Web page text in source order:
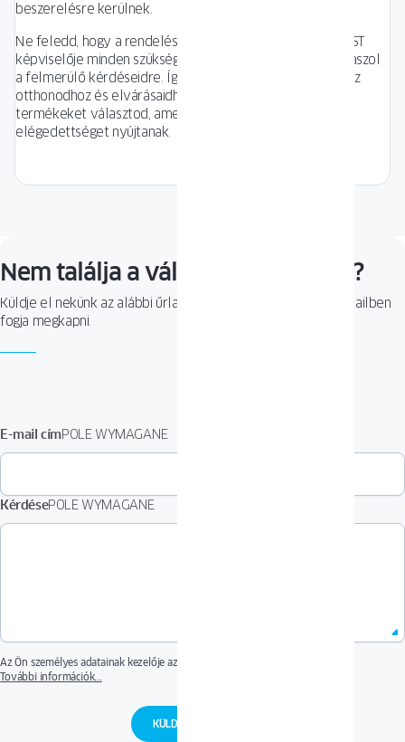
beszerelésre kerülnek.
Ne feledd, hogy a rendelési folyamat során az OKNOPLAST
képviselője minden szükséges információval ellát, és válaszol
a felmerülő kérdéseidre. Így biztos lehetsz abban, hogy az
otthonodhoz és elvárásaidhoz leginkább megfelelő
termékeket választod, amelyek hosszú távon is
elégedettséget nyújtanak.
Nem találja a választ a kérdésére?
Küldje el nekünk az alábbi űrlap segítségével. A választ e-mailben
fogja megkapni.
E-mail címPOLE WYMAGANE
KérdésePOLE WYMAGANE
Az Ön személyes adatainak kezelője az OKNOPLAST Sp. z o.o.
székhelye: Ochmanów, Ochmanów 117, 32-003 Podłęże. Az Ön személyes adatait
hozzájárulása esetén – marketingtartalmak küldése céljából kezeljük.
információk a személyes adatok kezeléséről és az Önt megillető jogokról
Az Ön megkeresésének kezelése és ajánlat készítése céljából a kapcsolatfelvételi űrlapon
További információk...